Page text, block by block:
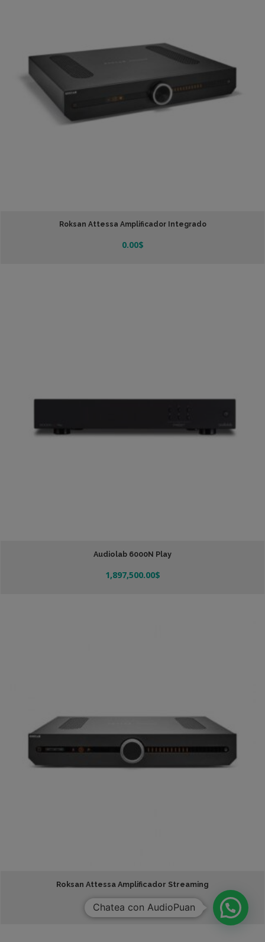
Roksan Attessa Amplificador Integrado
0.00$
Leer Más
Audiolab 6000N Play
1,897,500.00$
Añadir Al Carrito
Roksan Attessa Amplificador Streaming
6,354,600.00$
Añadir Al Carrito
Chatea con AudioPuan